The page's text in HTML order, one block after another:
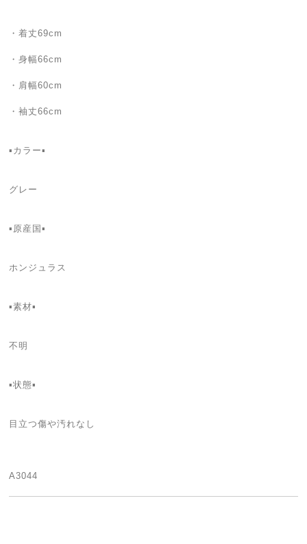
・着丈69cm
・身幅66cm
・肩幅60cm
・袖丈66cm
▪カラー▪
グレー
▪️原産国▪
ホンジュラス
▪️素材▪
不明
▪️状態▪️
目立つ傷や汚れなし
A3044